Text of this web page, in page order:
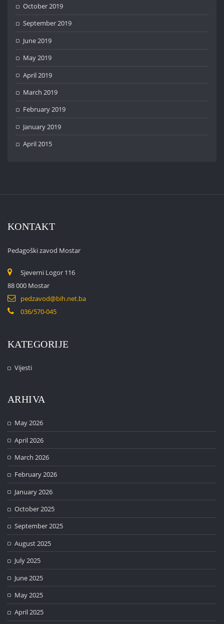
October 2019
September 2019
June 2019
May 2019
April 2019
March 2019
February 2019
January 2019
April 2015
KONTAKT
Pedagoški zavod Mostar
Sjeverni Logor 116
88 000 Mostar
pedzavod@bih.net.ba
036/570-045
KATEGORIJE
Vijesti
ARHIVA
May 2026
April 2026
March 2026
February 2026
January 2026
October 2025
September 2025
August 2025
July 2025
June 2025
May 2025
April 2025